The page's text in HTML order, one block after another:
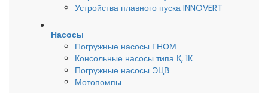
Устройства плавного пуска INNOVERT
Насосы
Погружные насосы ГНОМ
Консольные насосы типа К, 1К
Погружные насосы ЭЦВ
Мотопомпы